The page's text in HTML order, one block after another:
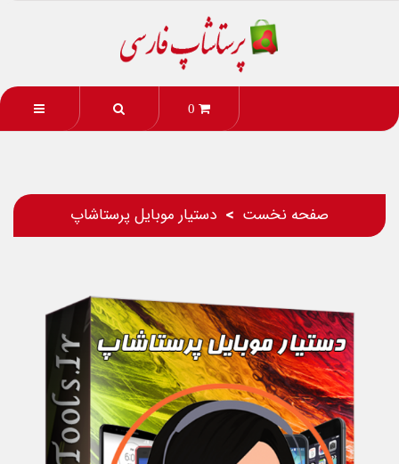
0
صفحه نخست دستیار موبایل پرستاشاپ